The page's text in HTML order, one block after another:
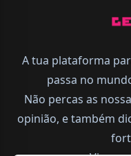
A tua plataforma
passa no
Não percas as
opinião, e também